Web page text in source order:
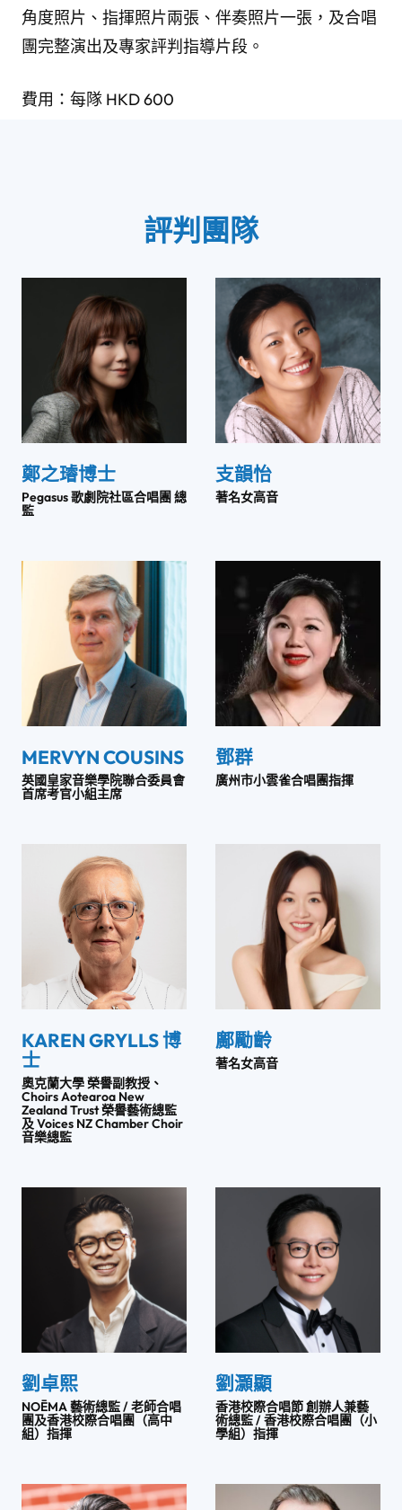
角度照片、指揮照片兩張、伴奏照片一張，及合唱
團完整演出及專家評判指導片段。
費用：每隊 HKD 600
評判團隊
鄭之璿博士
Pegasus 歌劇院社區合唱團 總
監
支韻怡
著名女高音
MERVYN COUSINS
英國​​皇家音樂學院聯合委員會
首席考官小組主席
鄧群
廣州市小雲雀合唱團指揮
KAREN GRYLLS 博
士
奧克蘭大學 榮譽副教授、
Choirs Aotearoa New
Zealand Trust 榮譽藝術總監
及 Voices NZ Chamber Choir
音樂總監
鄺勵齡
著名女高音
劉卓熙
NOĒMA 藝術總監 / 老師合唱
團及香港校際合唱團（高中
組）指揮
劉灝顯
香港校際合唱節 創辦人兼藝
術總監 / 香港校際合唱團（小
學組）指揮